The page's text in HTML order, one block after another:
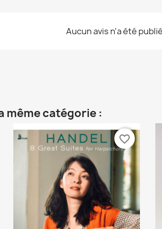
Aucun avis n'a été
même catégorie :
favorite_border